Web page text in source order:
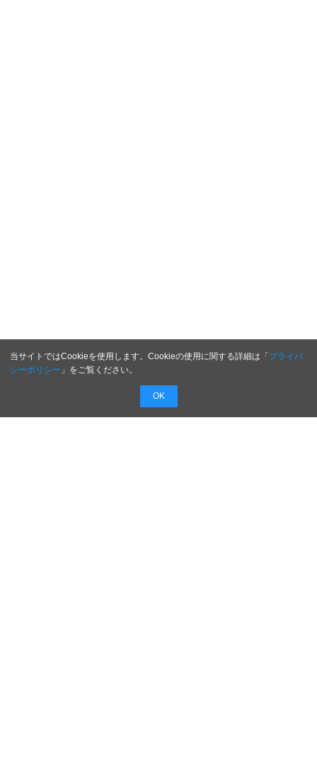
当サイトではCookieを使用します。Cookieの使用に関する詳細は「プライバ
シーポリシー 」をご覧ください。
OK